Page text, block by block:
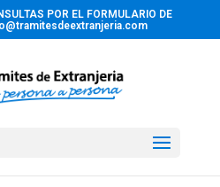
POR EL FORMULARIO DE